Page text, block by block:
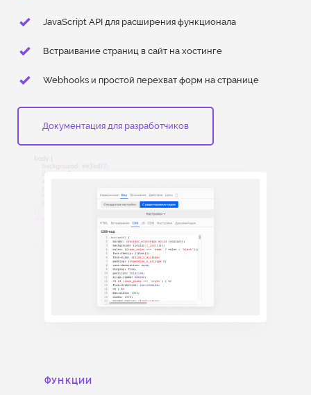
JavaScript API для расширения функционала
Встраивание страниц в сайт на хостинге
Webhooks и простой перехват форм на странице
Документация для разработчиков
ФУНКЦИИ